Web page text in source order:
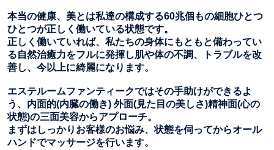
本当の健康、美とは私達の構成する60兆個もの細胞ひとつ
ひとつが正しく働いている状態です。
正しく働いていれば、私たちの身体にもともと備わってい
る自然治癒力をフルに発揮し肌や体の不調、トラブルを改
善し、今以上に綺麗になります。
エステルームファンティークではその手助けができるよ
う、内面的(内臓の働き) 外面(見た目の美しさ)精神面(心の
状態)の三面美容からアプローチ。
まずはしっかりお客様のお悩み、状態を伺ってからオール
ハンドでマッサージを行います。